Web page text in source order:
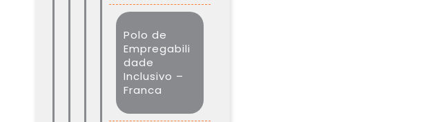
Polo de
Empregabili
dade
Inclusivo –
Franca​